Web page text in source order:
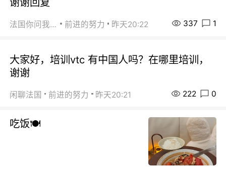
法国你问我答 前进的努力 昨天20:22 337 1
大家好，培训vtc 有中国人吗？在哪里培训，
谢谢
闲聊法国 前进的努力 昨天20:21 222 0
吃饭🍽️